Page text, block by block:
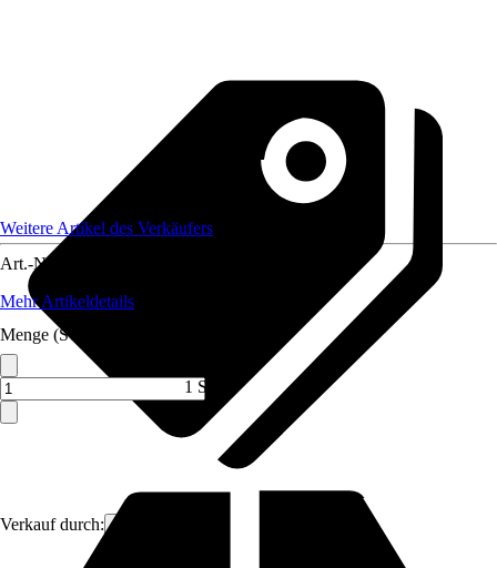
Verkauf durch:
Weitere Artikel des Verkäufers
Art.-Nr.
Mehr Artikeldetails
Menge (ST)
1 ST